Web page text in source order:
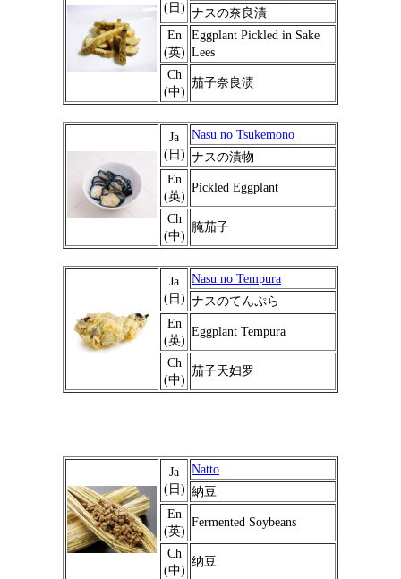
(日) ナスの奈良漬
En
(英)
Eggplant Pickled in Sake
Lees
Ch
(中)
茄子奈良渍
Ja
(日)
Nasu no Tsukemono
ナスの漬物
En
(英)
Pickled Eggplant
Ch
(中)
腌茄子
Ja
(日)
Nasu no Tempura
ナスのてんぷら
En
(英)
Eggplant Tempura
Ch
(中)
茄子天妇罗
Ja
(日)
Natto
納豆
En
(英)
Fermented Soybeans
Ch
(中)
纳豆